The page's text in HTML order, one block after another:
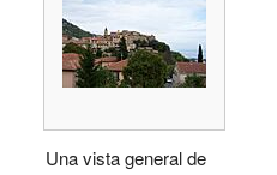
Una vista general de